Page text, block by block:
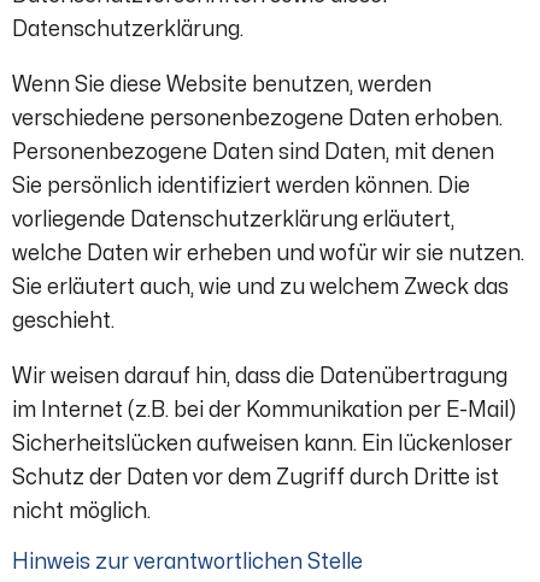
Datenschutzerklärung.
Wenn Sie diese Website benutzen, werden
verschiedene personenbezogene Daten erhoben.
Personenbezogene Daten sind Daten, mit denen
Sie persönlich identifiziert werden können. Die
vorliegende Datenschutzerklärung erläutert,
welche Daten wir erheben und wofür wir sie nutzen.
Sie erläutert auch, wie und zu welchem Zweck das
geschieht.
Wir weisen darauf hin, dass die Datenübertragung
im Internet (z.B. bei der Kommunikation per E-Mail)
Sicherheitslücken aufweisen kann. Ein lückenloser
Schutz der Daten vor dem Zugriff durch Dritte ist
nicht möglich.
Hinweis zur verantwortlichen Stelle